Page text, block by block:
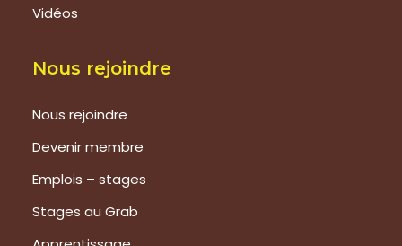
Vidéos
Nous rejoindre
Nous rejoindre
Devenir membre
Emplois – stages
Stages au Grab